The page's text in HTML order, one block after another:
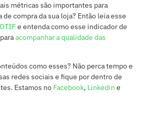
métricas são importantes para
compra da sua loja? Então leia esse
OTIFe entenda como esse indicador de
acompanhar a qualidade das
como esses? Não perca tempo e
redes sociais e fique por dentro de
Estamos no Facebook, Linkedin e